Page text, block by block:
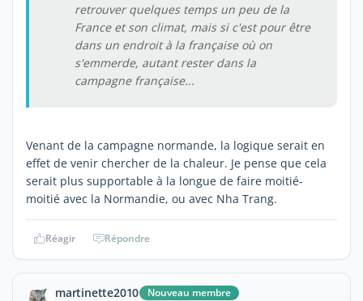
retrouver quelques temps un peu de la
France et son climat, mais si c'est pour être
dans un endroit à la française où on
s'emmerde, autant rester dans la
campagne française...
Venant de la campagne normande, la logique serait en
effet de venir chercher de la chaleur. Je pense que cela
serait plus supportable à la longue de faire moitié-
moitié avec la Normandie, ou avec Nha Trang.
Réagir Répondre
martinette2010 Nouveau membre